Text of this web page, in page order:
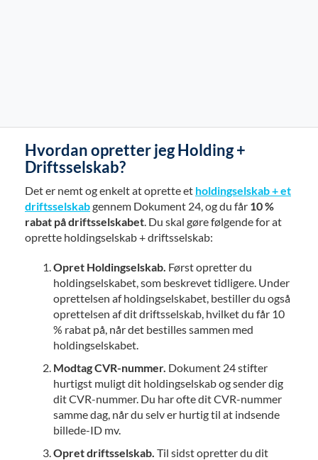
Hvordan opretter jeg Holding +
Driftsselskab?
Det er nemt og enkelt at oprette et holdingselskab + et
driftsselskabgennem Dokument 24, og du får 10 %
rabat på driftsselskabet . Du skal gøre følgende for at
oprette holdingselskab + driftsselskab:
Opret Holdingselskab. Først opretter du
holdingselskabet, som beskrevet tidligere. Under
oprettelsen af holdingselskabet, bestiller du også
oprettelsen af dit driftsselskab, hvilket du får 10
% rabat på, når det bestilles sammen med
holdingselskabet.
Modtag CVR-nummer. Dokument 24 stifter
hurtigst muligt dit holdingselskab og sender dig
dit CVR-nummer. Du har ofte dit CVR-nummer
samme dag, når du selv er hurtig til at indsende
billede-ID mv.
Opret driftsselskab. Til sidst opretter du dit